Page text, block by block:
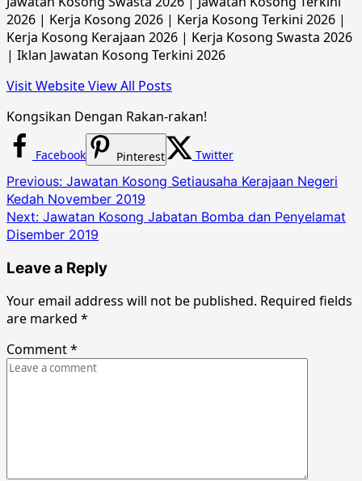
2026 | Kerja Kosong 2026 | Kerja Kosong Terkini 2026 |
Kerja Kosong Kerajaan 2026 | Kerja Kosong Swasta 2026
| Iklan Jawatan Kosong Terkini 2026
Visit WebsiteView All Posts
Kongsikan Dengan Rakan-rakan!
Facebook Pinterest Twitter
Post
navigation
Previous: Jawatan Kosong Setiausaha Kerajaan Negeri
Kedah November 2019
Next: Jawatan Kosong Jabatan Bomba dan Penyelamat
Disember 2019
Leave a Reply
Your email address will not be published. Required fields
are marked *
Comment*